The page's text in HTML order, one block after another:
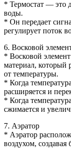
* Термостат — это
воды.
* Он передает
регулирует поток
6. Восковой
* Восковой
материал, который
от температуры.
* Когда
расширяется и
* Когда
сжимается и
7. Аэратор
* Аэратор
воздухом,